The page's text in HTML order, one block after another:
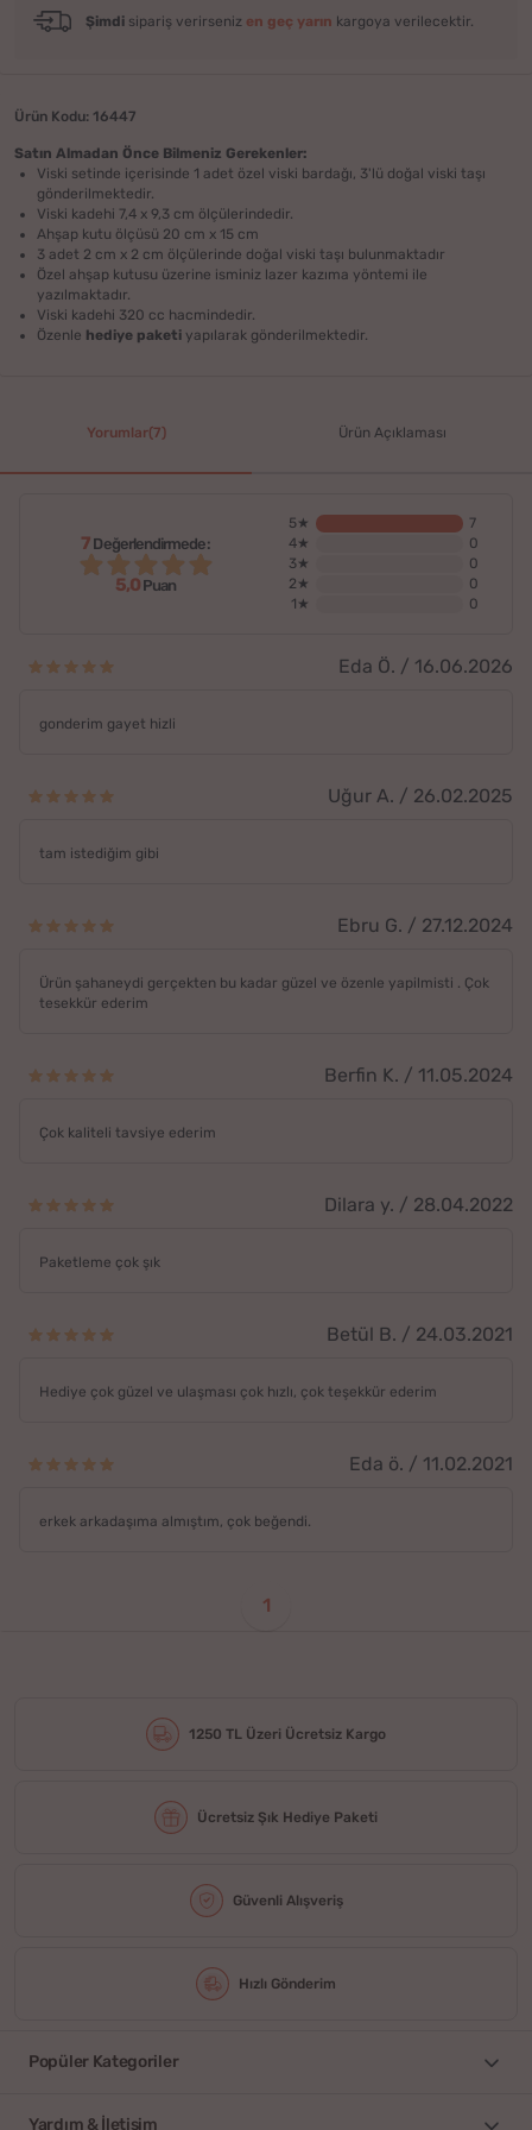
Şimdi sipariş verirseniz en geç yarın kargoya verilecektir.
Ürün Kodu: 16447
Satın Almadan Önce Bilmeniz Gerekenler:
Viski setinde içerisinde 1 adet özel viski bardağı, 3'lü doğal viski taşı
gönderilmektedir.
Viski kadehi 7,4 x 9,3 cm ölçülerindedir.
Ahşap kutu ölçüsü 20 cm x 15 cm
3 adet 2 cm x 2 cm ölçülerinde doğal viski taşı bulunmaktadır
Özel ahşap kutusu üzerine isminiz lazer kazıma yöntemi ile
yazılmaktadır.
Viski kadehi 320 cc hacmindedir.
Özenle hediye paketi yapılarak gönderilmektedir.
Yorumlar(7) Ürün Açıklaması
7 Değerlendirmede:
5,0Puan
5★
7
4★
0
3★
0
2★
0
1★
0
Eda Ö. / 16.06.2026
gonderim gayet hizli
Uğur A. / 26.02.2025
tam istediğim gibi
Ebru G. / 27.12.2024
Ürün şahaneydi gerçekten bu kadar güzel ve özenle yapilmisti . Çok
tesekkür ederim
Berfin K. / 11.05.2024
Çok kaliteli tavsiye ederim
Dilara y. / 28.04.2022
Paketleme çok şık
Betül B. / 24.03.2021
Hediye çok güzel ve ulaşması çok hızlı, çok teşekkür ederim
Eda ö. / 11.02.2021
erkek arkadaşıma almıştım, çok beğendi.
1
1250 TL Üzeri Ücretsiz Kargo
Ücretsiz Şık Hediye Paketi
Güvenli Alışveriş
Hızlı Gönderim
Popüler Kategoriler
Yardım & İletişim